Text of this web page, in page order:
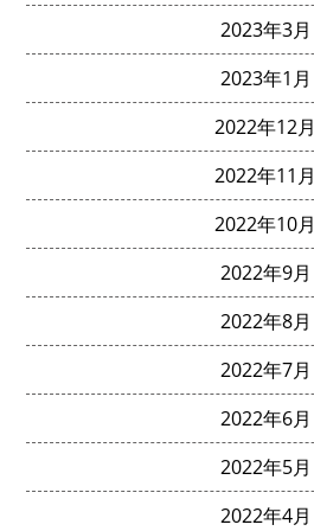
2023年3月
2023年1月
2022年12月
2022年11月
2022年10月
2022年9月
2022年8月
2022年7月
2022年6月
2022年5月
2022年4月